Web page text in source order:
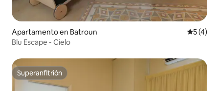
Apartamento en Batroun
5 (4)
Blu Escape - Cielo
Superanfitrión
Superanfitrión